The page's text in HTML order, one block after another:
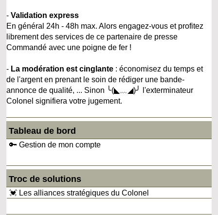
-Validation express
En général 24h - 48h max. Alors engagez-vous et profitez
librement des services de ce partenaire de presse
Commandé avec une poigne de fer !
- La modération est cinglante : économisez du temps et
de l'argent en prenant le soin de rédiger une bande-
annonce de qualité, ... Sinon ╰(◣﹏◢)╯ l'exterminateur
Colonel signifiera votre jugement.
Tableau de bord
🔑 Gestion de mon compte
Troc de solutions
💓 Les alliances stratégiques du Colonel